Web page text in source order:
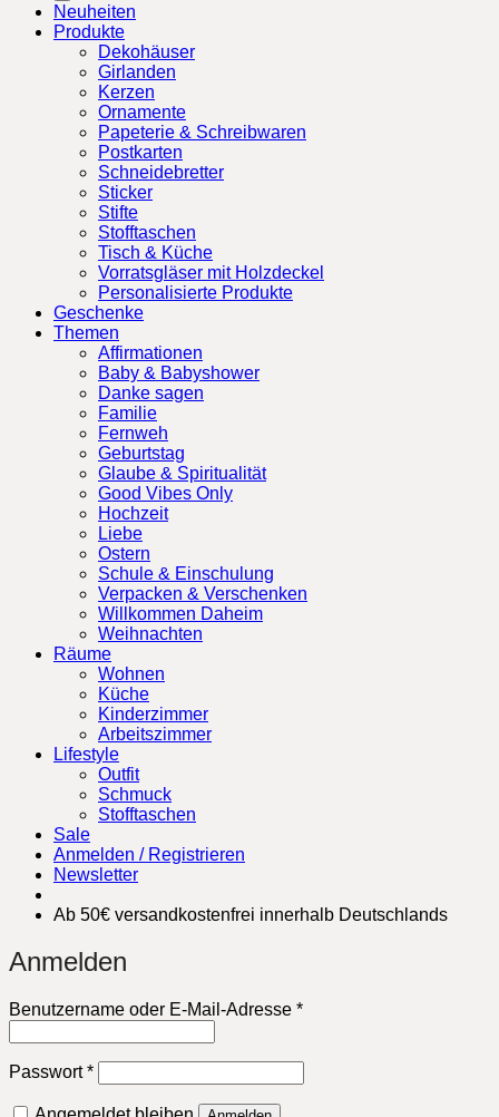
Neuheiten
Produkte
Dekohäuser
Girlanden
Kerzen
Ornamente
Papeterie & Schreibwaren
Postkarten
Schneidebretter
Sticker
Stifte
Stofftaschen
Tisch & Küche
Vorratsgläser mit Holzdeckel
Personalisierte Produkte
Geschenke
Themen
Affirmationen
Baby & Babyshower
Danke sagen
Familie
Fernweh
Geburtstag
Glaube & Spiritualität
Good Vibes Only
Hochzeit
Liebe
Ostern
Schule & Einschulung
Verpacken & Verschenken
Willkommen Daheim
Weihnachten
Räume
Wohnen
Küche
Kinderzimmer
Arbeitszimmer
Lifestyle
Outfit
Schmuck
Stofftaschen
Sale
Anmelden / Registrieren
Newsletter
Ab 50€ versandkostenfrei innerhalb Deutschlands
Anmelden
Benutzername oder E-Mail-Adresse *Erforderlich
Passwort*Erforderlich